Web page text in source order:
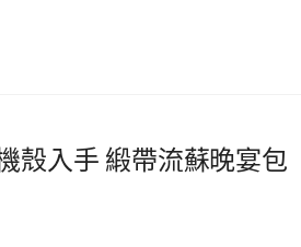
殼入手 緞帶流蘇晚宴包